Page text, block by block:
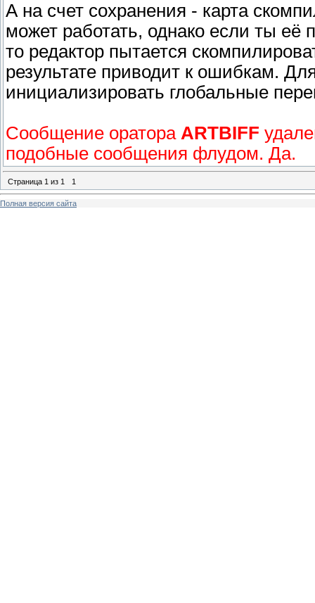
А на счет сохранения - карта
может работать, однако если ты
то редактор пытается
результате приводит к ошибкам.
инициализировать глобальные
Сообщение оратора ARTBIFF
подобные сообщения флудом. Да.
Страница 1 из 1 1
Полная версия сайта